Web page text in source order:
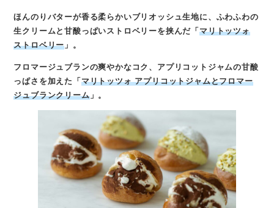
ほんのりバターが香る柔らかいブリオッシュ生地に、ふわふわの
生クリームと甘酸っぱいストロベリーを挟んだ「 マリトッツォ
ストロベリー 」。
フロマージュブランの爽やかなコク、アプリコットジャムの甘酸
っぱさを加えた「 マリトッツォ アプリコットジャムとフロマー
ジュブランクリーム」。